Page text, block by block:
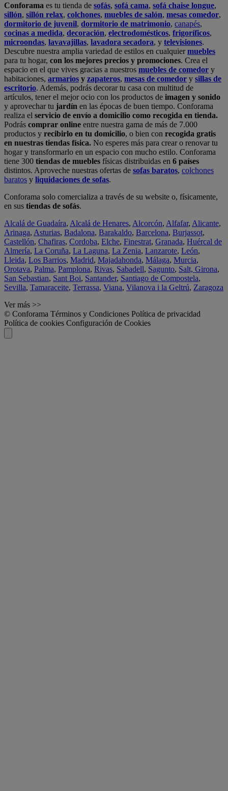
Conforama es tu tienda de sofás, sofá cama, sofá chaise longue,
sillón, sillón relax, colchones, muebles de salón, mesas comedor,
dormitorio de juvenil, dormitorio de matrimonio, canapés,
cocinas a medida, decoración, electrodomésticos, frigoríficos,
microondas, lavavajillas, lavadora secadora, y televisiones.
Descubre nuestra amplia variedad de estilos en cualquiermuebles
para tu hogar, con los mejores precios y promociones. Crea el
espacio en el que vives gracias a nuestros muebles de comedor y
habitaciones, armarios y zapateros, mesas de comedor y sillas de
escritorio. Además, podrás decorar tu casa con multitud de
artículos, tener el mejor ocio con los productos de imagen y sonido
y aprovechar tu jardín en las épocas de buen tiempo. Conforama
realiza el servicio de envío a domicilio como recogida en tienda.
Podrás comprar online entre nuestra gama de más de 7.000
productos y recibirlo en tu domicilio, o bien con recogida gratis
en nuestras tiendas física. No esperes más para crear o renovar tu
hogar y transformarlo en un espacio con mucho estilo. Conforama
tiene 300 tiendas de muebles físicas distribuidas en 6 países
distintos. Aproveche nuestras ofertas de sofas baratos, colchones
baratos y liquidaciones de sofas.
Conforama solo comercializa a través de su website o, físicamente,
en sus tiendas de sofás.
Alcalá de Guadaíra, Alcalá de Henares, Alcorcón, Alfafar, Alicante,
Arinaga, Asturias, Badalona, Barakaldo, Barcelona, Burjassot,
Castellón, Chafiras, Cordoba, Elche, Finestrat, Granada, Huércal de
Almería, La Coruña, La Laguna, La Zenia, Lanzarote, León,
Lleida, Los Barrios, Madrid, Majadahonda, Málaga, Murcia,
Orotava, Palma, Pamplona, Rivas, Sabadell, Sagunto, Salt, Girona,
San Sebastian, Sant Boi, Santander, Santiago de Compostela,
Sevilla, Tamaraceite, Terrassa, Viana, Vilanova i la Geltrú, Zaragoza
Ver más >>
© Conforama Términos y Condiciones Política de privacidad
Política de cookies Configuración de Cookies